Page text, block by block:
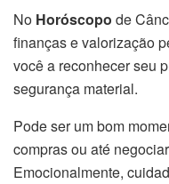
No Horóscopo de
finanças e valorização
você a reconhecer seu
segurança material.
Pode ser um bom
compras ou até
Emocionalmente,